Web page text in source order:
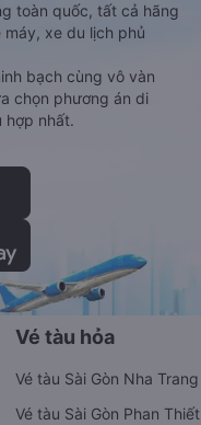
toàn quốc, tất cả hãng
xe du lịch phủ
bạch cùng vô vàn
chọn phương án di
hợp nhất.
Vé tàu hỏa
Vé tàu Sài Gòn Nha Trang
Vé tàu Sài Gòn Phan Thiết